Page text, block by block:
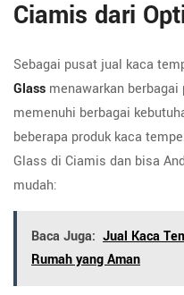
Ciamis dari
Sebagai pusat jual kaca
Glass menawarkan
memenuhi berbagai
beberapa produk kaca
Glass di Ciamis dan bisa
mudah:
Baca Juga: Jual Kaca
Rumah yang Aman